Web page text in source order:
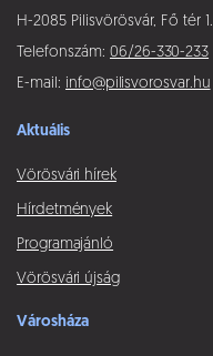
H-2085 Pilisvörösvár, Fő tér 1.
Telefonszám: 06/26-330-233
E-mail: info@pilisvorosvar.hu
Aktuális
Vörösvári hírek
Hírdetmények
Programajánló
Vörösvári újság
Városháza